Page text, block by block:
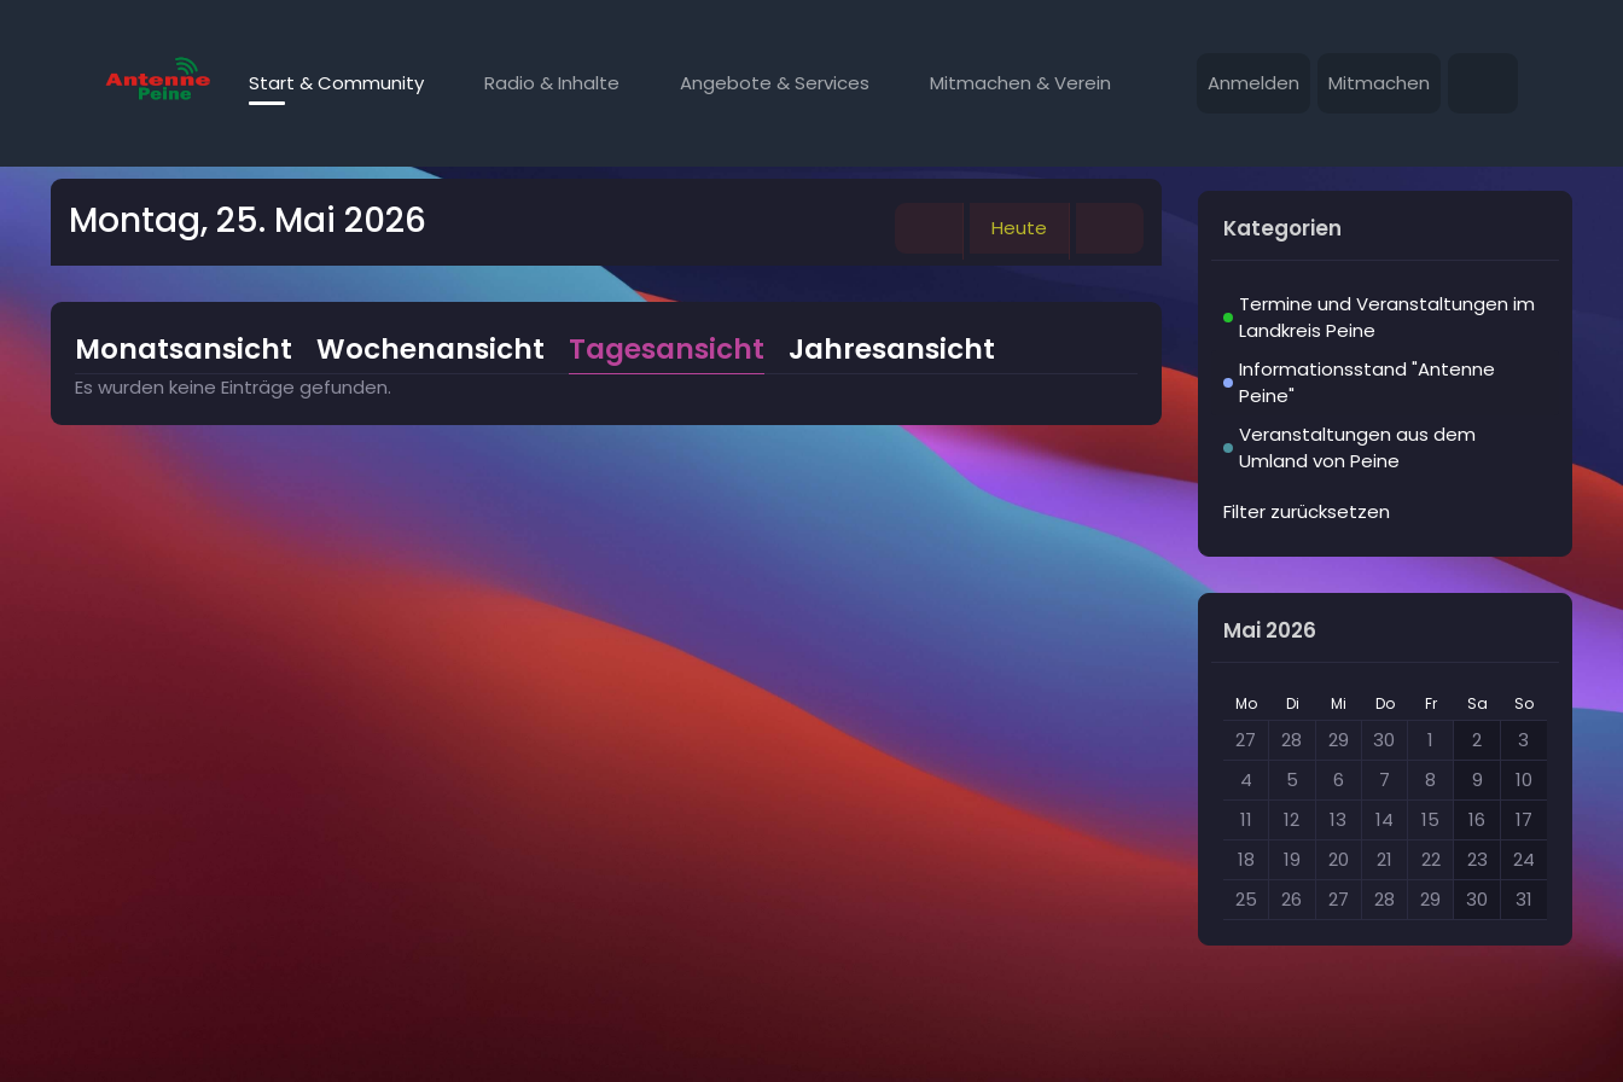
Start & Community Radio & Inhalte Angebote & Services Mitmachen & Verein Anmelden Mitmachen
Montag, 25. Mai 2026 Heute
Monatsansicht Wochenansicht Tagesansicht Jahresansicht
Es wurden keine Einträge gefunden.
Kategorien
Termine und Veranstaltungen im
Landkreis Peine
Informationsstand "Antenne
Peine"
Veranstaltungen aus dem
Umland von Peine
Filter zurücksetzen
Mai 2026
Mo Di Mi Do Fr Sa So
27 28 29 30 1 2
3
4
5 6 7 8 9
10
11
12 13 14 15 16
17
18
19 20 21 22 23
24
25
26 27 28 29 30 31